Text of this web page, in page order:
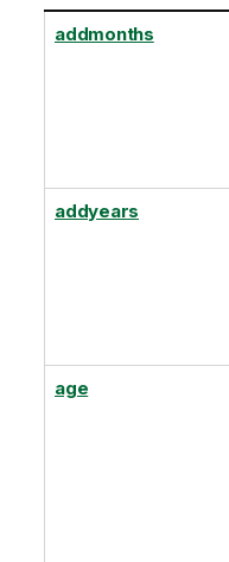
addmonths
addyears
age